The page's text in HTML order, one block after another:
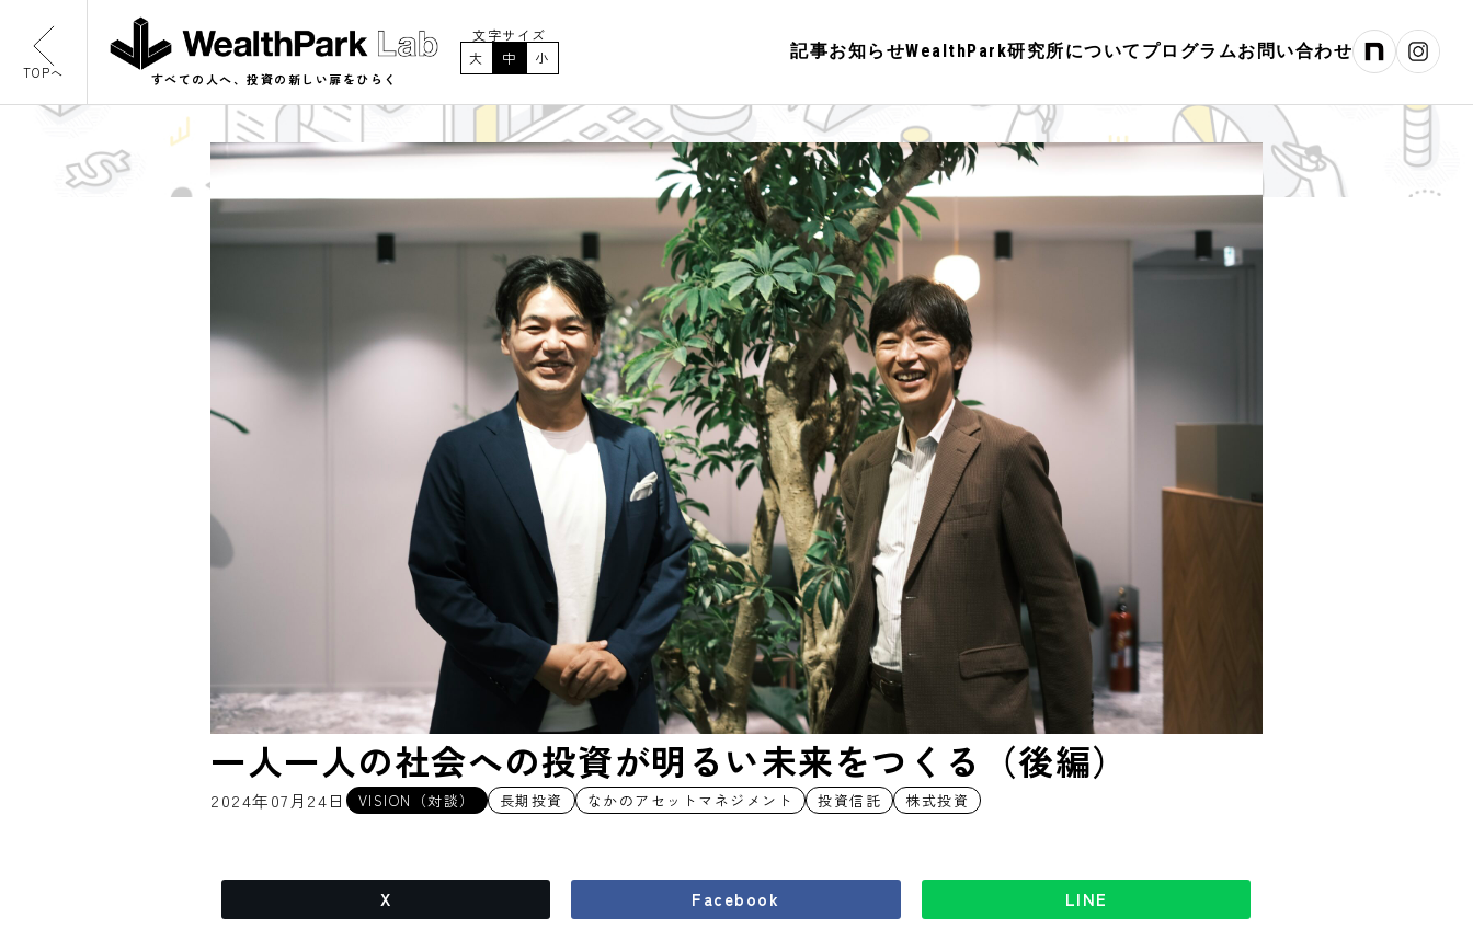
TOPへ すべての人へ、投資の新しい扉をひらく
文字サイズ
大
中 小 記事お知らせWealthPark研究所について プログラムお問い合わせ
一人一人の社会への投資が明るい未来をつくる（後編）
2024年07月24日 VISION（対談） 長期投資 なかのアセットマネジメント 投資信託 株式投資
X Facebook LINE